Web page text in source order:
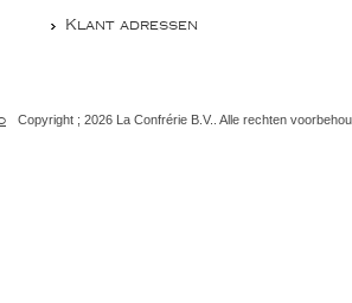
Klant adressen
Copyright ; 2026 La Confrérie B.V.. Alle rechten